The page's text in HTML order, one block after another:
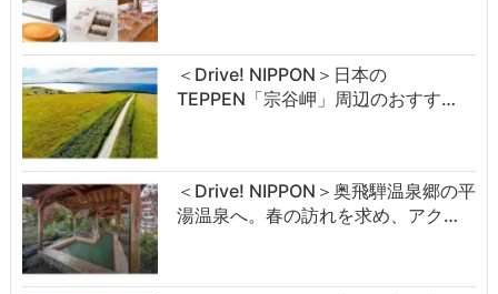
＜Drive! NIPPON＞日本の
TEPPEN「宗谷岬」周辺のおすす…
＜Drive! NIPPON＞奥飛騨温泉郷の平
湯温泉へ。春の訪れを求め、アク…